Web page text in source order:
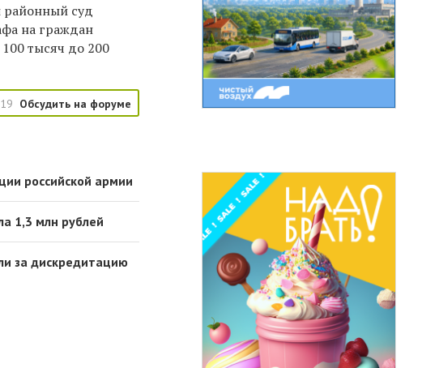
районный суд
на граждан
тысяч до 200
19 Обсудить на форуме
российской армии
1,3 млн рублей
за дискредитацию